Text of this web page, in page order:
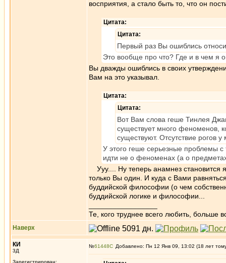
восприятия, а стало быть то, что он
Цитата:
Цитата:
Первый раз Вы ошиблись
Это вообще про что? Где и в чем я
Вы дважды ошиблись в своих
Вам на это указывал.
Цитата:
Цитата:
Вот Вам слова геше Тинлея
существует много феноменов,
существуют. Отсутствие рогов
У этого геше серьезные проблемы
идти не о феноменах (а о
Ууу.... Ну теперь анамнез становится
только Вы один. И куда с Вами
буддийской философии (о чем
буддийской логике и философии...
Те, кого труднее всего любить, больше
Наверх
КИ
3Д
Зарегистрирован:
№61448 Добавлено: Пн 12 Янв 09, 13:02 (18 лет